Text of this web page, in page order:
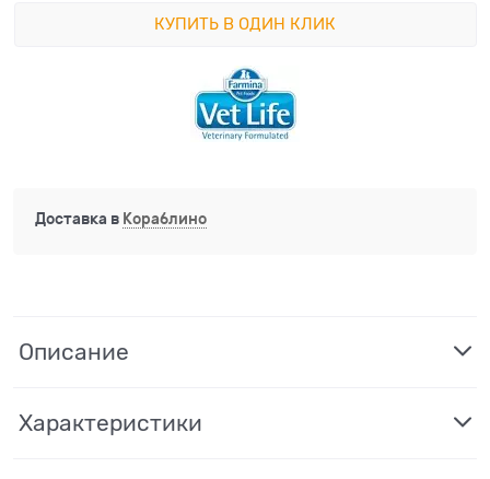
КУПИТЬ В ОДИН КЛИК
Доставка в Кораблино
Описание
Характеристики